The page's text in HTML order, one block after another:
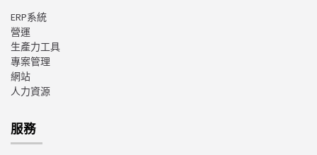
ERP系統
營運
生產力工具
專案管理
網站
人力資源
服務